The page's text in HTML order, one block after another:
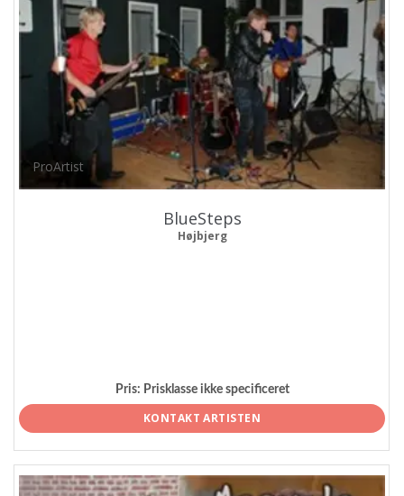
ProArtist
BlueSteps
Højbjerg
Pris: Prisklasse ikke specificeret
KONTAKT ARTISTEN